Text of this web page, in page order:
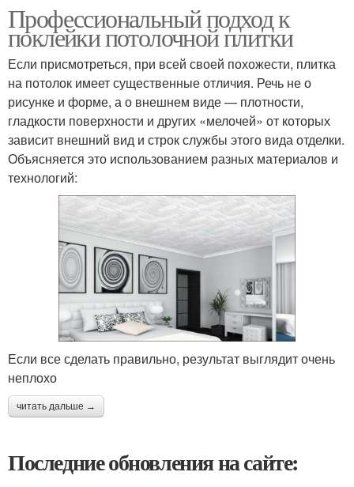
Профессиональный подход к
поклейки потолочной плитки
Если присмотреться, при всей своей похожести, плитка
на потолок имеет существенные отличия. Речь не о
рисунке и форме, а о внешнем виде — плотности,
гладкости поверхности и других «мелочей» от которых
зависит внешний вид и строк службы этого вида отделки.
Объясняется это использованием разных материалов и
технологий:
Если все сделать правильно, результат выглядит очень
неплохо
читать дальше →
Последние обновления на сайте: